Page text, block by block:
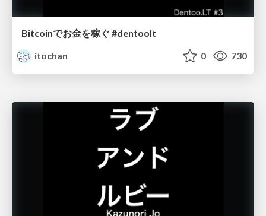
Bitcoinでお金を稼ぐ #dentoolt
itochan
0 730